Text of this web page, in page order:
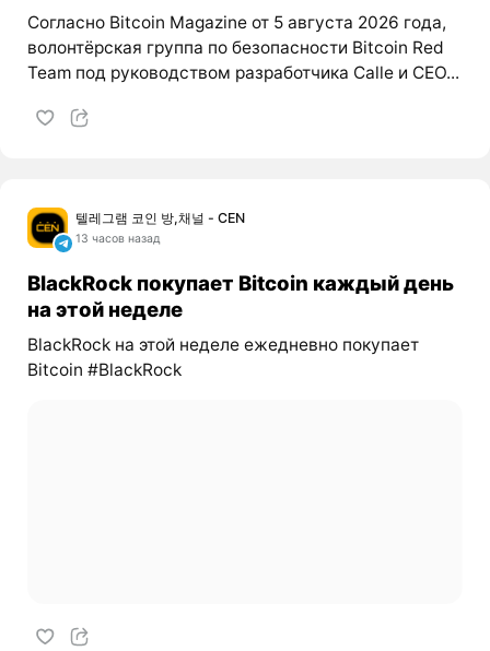
Согласно Bitcoin Magazine от 5 августа 2026 года,
волонтёрская группа по безопасности Bitcoin Red
Team под руководством разработчика Calle и CEO...
텔레그램 코인 방,채널 - CEN
13 часов назад
BlackRock покупает Bitcoin каждый день
на этой неделе
BlackRock на этой неделе ежедневно покупает
Bitcoin #BlackRock